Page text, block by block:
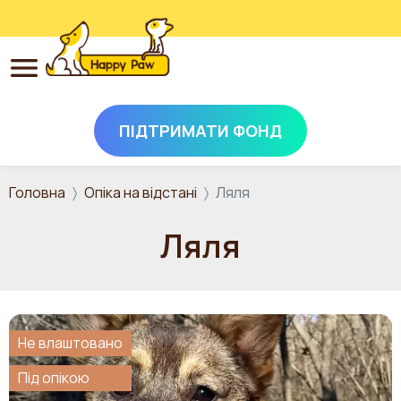
Перейти до основного вмісту
ПІДТРИМАТИ ФОНД
Головна Опіка на відстані Ляля
Ляля
Не влаштовано
Під опікою